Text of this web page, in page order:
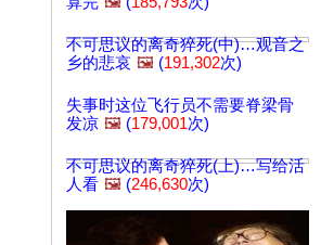
不可思议的离奇猝死(中)…观音之
乡的悲哀 🖼️ (191,302次)
失事时这位飞行员不需要脊梁骨
发凉 🖼️ (179,001次)
不可思议的离奇猝死(上)…写给活
人看 🖼️ (246,630次)